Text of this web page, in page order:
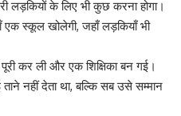
लड़कियों के लिए भी कुछ करना होगा।
एक स्कूल खोलेगी, जहाँ लड़कियाँ भी
कर ली और एक शिक्षिका बन गई।
नहीं देता था, बल्कि सब उसे सम्मान